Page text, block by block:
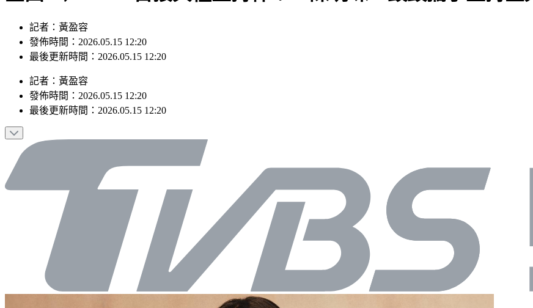
記者：黃盈容
發佈時間：2026.05.15 12:20
最後更新時間：2026.05.15 12:20
記者 ： 黃盈容
發佈時間： 2026.05.15 12:20
最後更新時間： 2026.05.15 12:20